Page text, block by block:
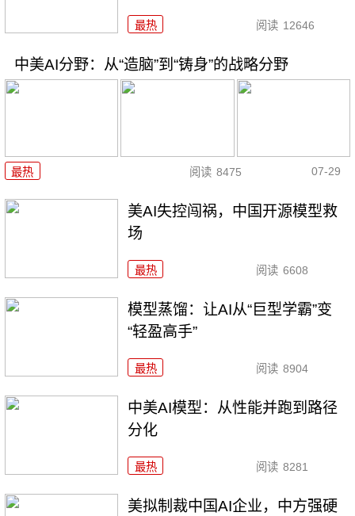
最热 阅读 12646
中美AI分野：从“造脑”到“铸身”的战略分野
最热 阅读 8475 07-29
美AI失控闯祸，中国开源模型救
场
最热 阅读 6608
模型蒸馏：让AI从“巨型学霸”变
“轻盈高手”
最热 阅读 8904
中美AI模型：从性能并跑到路径
分化
最热 阅读 8281
美拟制裁中国AI企业，中方强硬